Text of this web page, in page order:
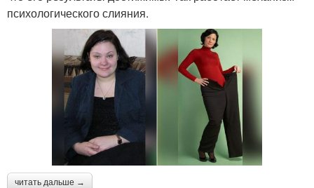
психологического слияния.
читать дальше →